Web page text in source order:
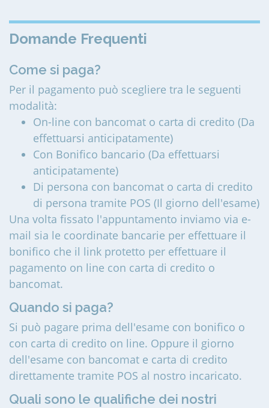
Domande Frequenti
Come si paga?
Per il pagamento può scegliere tra le seguenti
modalità:
On-line con bancomat o carta di credito (Da
effettuarsi anticipatamente)
Con Bonifico bancario (Da effettuarsi
anticipatamente)
Di persona con bancomat o carta di credito
di persona tramite POS (Il giorno dell'esame)
Una volta fissato l'appuntamento inviamo via e-
mail sia le coordinate bancarie per effettuare il
bonifico che il link protetto per effettuare il
pagamento on line con carta di credito o
bancomat.
Quando si paga?
Si può pagare prima dell'esame con bonifico o
con carta di credito on line. Oppure il giorno
dell'esame con bancomat e carta di credito
direttamente tramite POS al nostro incaricato.
Quali sono le qualifiche dei nostri